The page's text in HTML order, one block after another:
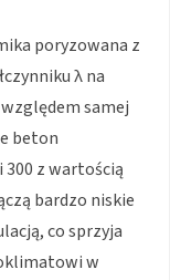
poryzowana z
λ na
samej
beton
z wartością
bardzo niskie
co sprzyja
w